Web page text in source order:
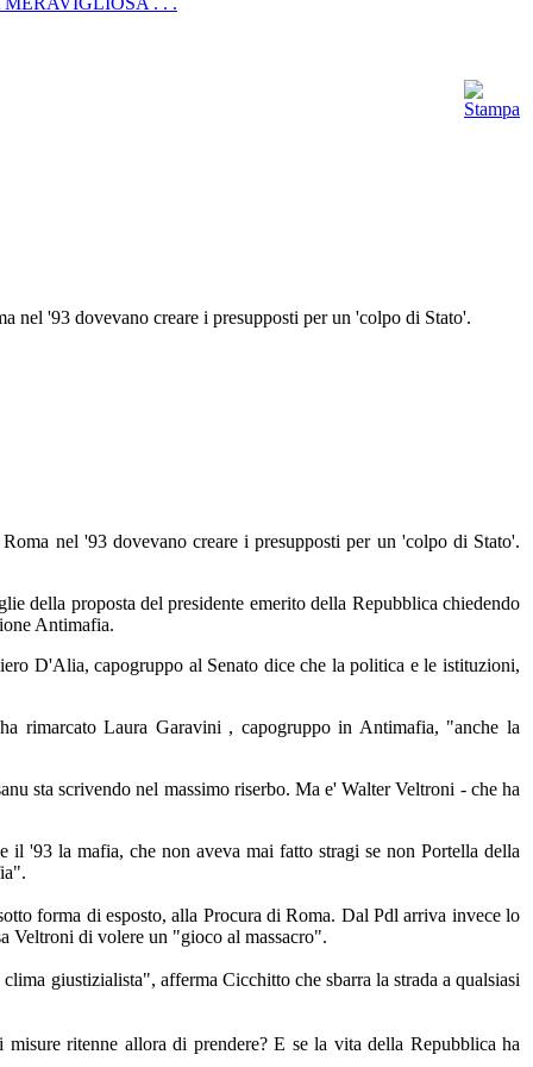
'93 dovevano creare i presupposti per un 'colpo di Stato'.
nel '93 dovevano creare i presupposti per un 'colpo di Stato'.
della proposta del presidente emerito della Repubblica chiedendo
Antimafia.
D'Alia, capogruppo al Senato dice che la politica e le istituzioni,
rimarcato Laura Garavini , capogruppo in Antimafia, "anche la
sta scrivendo nel massimo riserbo. Ma e' Walter Veltroni - che ha
'93 la mafia, che non aveva mai fatto stragi se non Portella della
forma di esposto, alla Procura di Roma. Dal Pdl arriva invece lo
Veltroni di volere un "gioco al massacro".
giustizialista", afferma Cicchitto che sbarra la strada a qualsiasi
ritenne allora di prendere? E se la vita della Repubblica ha